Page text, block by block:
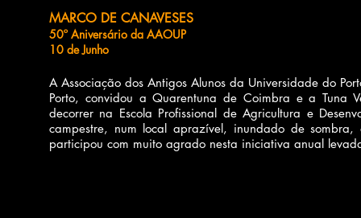
MARCO DE CANAVESES
50º Aniversário da AAOUP
10 de Junho
A Associação dos Antigos Alunos da Universidade do
Porto, convidou a Quarentuna de Coimbra e a Tuna
decorrer na Escola Profissional de Agricultura e
campestre, num local aprazível, inundado de
participou com muito agrado nesta iniciativa anual